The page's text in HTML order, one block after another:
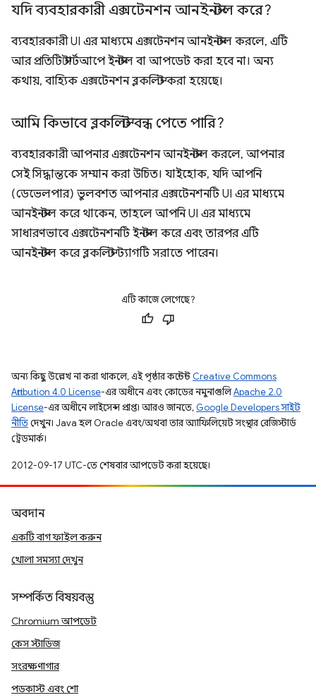
যদি ব্যবহারকারী এক্সটেনশন আনইনস্টল করে?
ব্যবহারকারী UI এর মাধ্যমে এক্সটেনশন আনইনস্টল করলে, এটি
আর প্রতিটি স্টার্টআপে ইনস্টল বা আপডেট করা হবে না। অন্য
কথায়, বাহ্যিক এক্সটেনশন ব্লকলিস্ট করা হয়েছে।
আমি কিভাবে ব্লকলিস্ট বন্ধ পেতে পারি?
ব্যবহারকারী আপনার এক্সটেনশন আনইনস্টল করলে, আপনার
সেই সিদ্ধান্তকে সম্মান করা উচিত। যাইহোক, যদি আপনি
(ডেভেলপার) ভুলবশত আপনার এক্সটেনশনটি UI এর মাধ্যমে
আনইনস্টল করে থাকেন, তাহলে আপনি UI এর মাধ্যমে
সাধারণভাবে এক্সটেনশনটি ইনস্টল করে এবং তারপর এটি
আনইনস্টল করে ব্লকলিস্ট ট্যাগটি সরাতে পারেন।
এটি কাজে লেগেছে?
অন্য কিছু উল্লেখ না করা থাকলে, এই পৃষ্ঠার কন্টেন্ট Creative Commons
Attribution 4.0 License-এর অধীনে এবং কোডের নমুনাগুলিApache 2.0
License-এর অধীনে লাইসেন্স প্রাপ্ত। আরও জানতে, Google Developers সাইট
নীতিদেখুন। Java হল Oracle এবং/অথবা তার অ্যাফিলিয়েট সংস্থার রেজিস্টার্ড
ট্রেডমার্ক।
2012-09-17 UTC-তে শেষবার আপডেট করা হয়েছে।
অবদান
একটি বাগ ফাইল করুন
খোলা সমস্যা দেখুন
সম্পর্কিত বিষয়বস্তু
Chromium আপডেট
কেস স্টাডিজ
সংরক্ষণাগার
পডকাস্ট এবং শো